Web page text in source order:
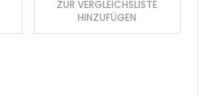
ZUR VERGLEICHSLISTE
HINZUFÜGEN